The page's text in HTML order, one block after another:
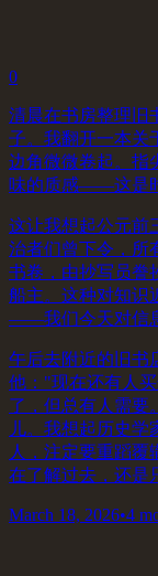
0
清晨在书房整理旧
子。我翻开一本关
边角微微卷起。指
味的质感——这是
这让我想起公元前
治者们曾下令，所
书卷，由抄写员誊
船主。这种对知识
——我们今天对信
午后去附近的旧书
他："现在还有人
了，但总有人需要
儿。我想起历史
人，注定要重蹈
在了解过去，还是
March 18, 2026•4